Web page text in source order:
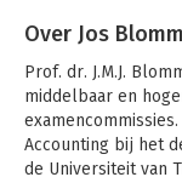
Over Jos
Prof. dr. J.M.J.
middelbaar en
Accounting bij het
de Universiteit van